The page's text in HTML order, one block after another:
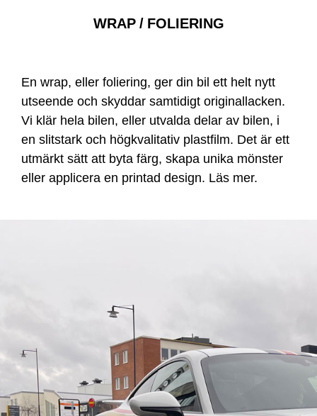
WRAP / FOLIERING
En wrap, eller foliering, ger din bil ett helt nytt
utseende och skyddar samtidigt originallacken.
Vi klär hela bilen, eller utvalda delar av bilen, i
en slitstark och högkvalitativ plastfilm. Det är ett
utmärkt sätt att byta färg, skapa unika mönster
eller applicera en printad design. Läs mer.